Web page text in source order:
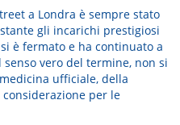
a Londra è sempre stato
gli incarichi prestigiosi
è fermato e ha continuato a
vero del termine, non si
ufficiale, della
per le